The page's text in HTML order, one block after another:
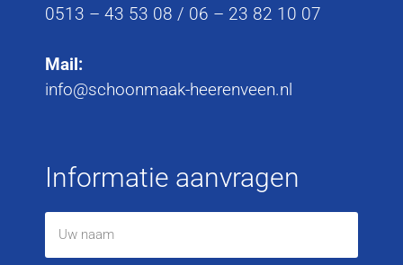
0513 – 43 53 08 / 06 – 23 82 10 07
Mail:
info@schoonmaak-heerenveen.nl
Informatie aanvragen